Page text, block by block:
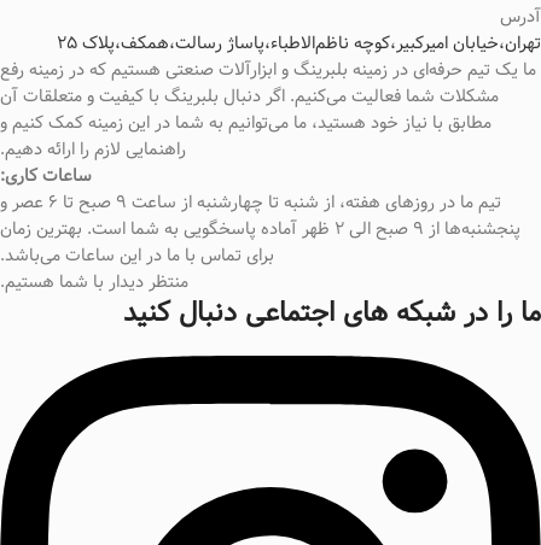
آدرس
تهران،خیابان امیرکبیر،کوچه ناظم‌الاطباء،پاساژ رسالت،همکف،پلاک 25
ما یک تیم حرفه‌ای در زمینه بلبرینگ و ابزارآلات صنعتی هستیم که در زمینه رفع
مشکلات شما فعالیت می‌کنیم. اگر دنبال بلبرینگ با کیفیت و متعلقات آن
مطابق با نیاز خود هستید، ما می‌توانیم به شما در این زمینه کمک کنیم و
راهنمایی لازم را ارائه دهیم.
ساعات کاری:
تیم ما در روزهای هفته، از شنبه تا چهارشنبه از ساعت ۹ صبح تا 6 عصر و
پنجشنبه‌ها از 9 صبح الی 2 ظهر آماده پاسخگویی به شما است. بهترین زمان
برای تماس با ما در این ساعات می‌باشد.
منتظر دیدار با شما هستیم.
ما را در شبکه های اجتماعی دنبال کنید